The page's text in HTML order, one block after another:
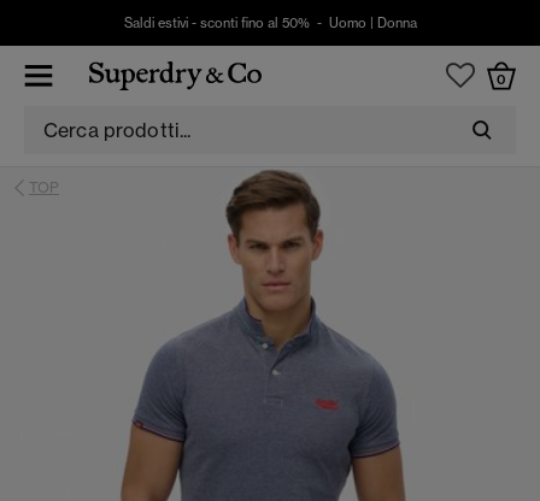
Saldi estivi - sconti fino al 50% - Uomo Donna
0
TOP